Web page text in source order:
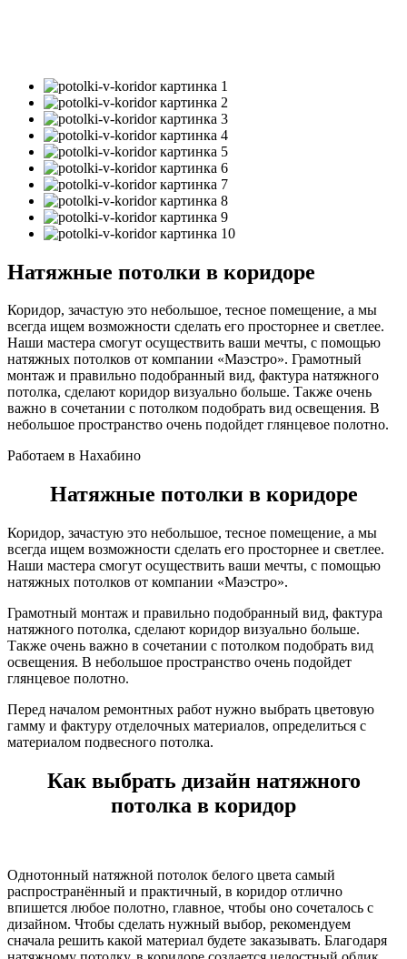
Натяжные потолки в коридоре
Коридор, зачастую это небольшое, тесное помещение, а мы
всегда ищем возможности сделать его просторнее и светлее.
Наши мастера смогут осуществить ваши мечты, с помощью
натяжных потолков от компании «Маэстро». Грамотный
монтаж и правильно подобранный вид, фактура натяжного
потолка, сделают коридор визуально больше. Также очень
важно в сочетании с потолком подобрать вид освещения. В
небольшое пространство очень подойдет глянцевое полотно.
Работаем в Нахабино
Натяжные потолки в коридоре
Коридор, зачастую это небольшое, тесное помещение, а мы
всегда ищем возможности сделать его просторнее и светлее.
Наши мастера смогут осуществить ваши мечты, с помощью
натяжных потолков от компании «Маэстро».
Грамотный монтаж и правильно подобранный вид, фактура
натяжного потолка, сделают коридор визуально больше.
Также очень важно в сочетании с потолком подобрать вид
освещения. В небольшое пространство очень подойдет
глянцевое полотно.
Перед началом ремонтных работ нужно выбрать цветовую
гамму и фактуру отделочных материалов, определиться с
материалом подвесного потолка.
Как выбрать дизайн натяжного
потолка в коридор
Однотонный натяжной потолок белого цвета самый
распространённый и практичный, в коридор отлично
впишется любое полотно, главное, чтобы оно сочеталось с
дизайном. Чтобы сделать нужный выбор, рекомендуем
сначала решить какой материал будете заказывать. Благодаря